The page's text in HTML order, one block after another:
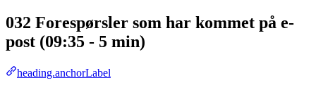
032 Forespørsler som har kommet på e-
post (09:35 - 5 min)
heading.anchorLabel